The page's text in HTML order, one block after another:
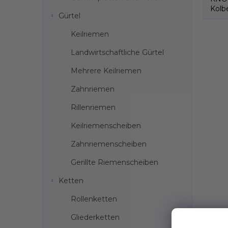
Gürtel
Keilriemen
Landwirtschaftliche Gürtel
Mehrere Keilriemen
Zahnriemen
Rillenriemen
Keilriemenscheiben
Zahnriemenscheiben
Gerillte Riemenscheiben
Ketten
Rollenketten
Gliederketten